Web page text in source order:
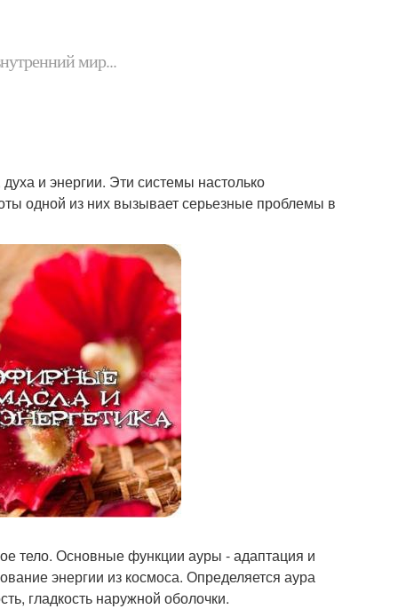
мир...
и энергии. Эти системы настолько
одной из них вызывает серьезные проблемы в
тело. Основные функции ауры - адаптация и
энергии из космоса. Определяется аура
гладкость наружной оболочки.